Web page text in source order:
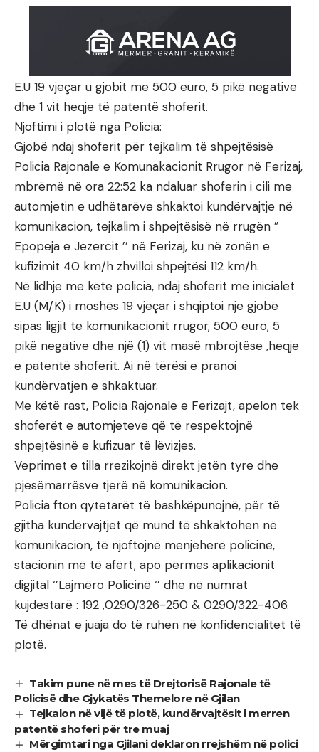
E.U 19 vjeçar u gjobit me 500 euro, 5 pikë negative
dhe 1 vit heqje të patentë shoferit.
Njoftimi i plotë nga Policia:
Gjobë ndaj shoferit për tejkalim të shpejtësisë
Policia Rajonale e Komunakacionit Rrugor në Ferizaj,
mbrëmë në ora 22:52 ka ndaluar shoferin i cili me
automjetin e udhëtarëve shkaktoi kundërvajtje në
komunikacion, tejkalim i shpejtësisë në rrugën ”
Epopeja e Jezercit ’’ në Ferizaj, ku në zonën e
kufizimit 40 km/h zhvilloi shpejtësi 112 km/h.
Në lidhje me këtë policia, ndaj shoferit me inicialet
E.U (M/K) i moshës 19 vjeçar i shqiptoi një gjobë
sipas ligjit të komunikacionit rrugor, 500 euro, 5
pikë negative dhe një (1) vit masë mbrojtëse ,heqje
e patentë shoferit. Ai në tërësi e pranoi
kundërvatjen e shkaktuar.
Me këtë rast, Policia Rajonale e Ferizajt, apelon tek
shoferët e automjeteve që të respektojnë
shpejtësinë e kufizuar të lëvizjes.
Veprimet e tilla rrezikojnë direkt jetën tyre dhe
pjesëmarrësve tjerë në komunikacion.
Policia fton qytetarët të bashkëpunojnë, për të
gjitha kundërvajtjet që mund të shkaktohen në
komunikacion, të njoftojnë menjëherë policinë,
stacionin më të afërt, apo përmes aplikacionit
digjital ‘’Lajmëro Policinë ‘’ dhe në numrat
kujdestarë : 192 ,0290/326-250 & 0290/322-406.
Të dhënat e juaja do të ruhen në konfidencialitet të
plotë.
Takim pune në mes të Drejtorisë Rajonale të
Policisë dhe Gjykatës Themelore në Gjilan
Tejkalon në vijë të plotë, kundërvajtësit i merren
patentë shoferi për tre muaj
Mërgimtari nga Gjilani deklaron rrejshëm në polici